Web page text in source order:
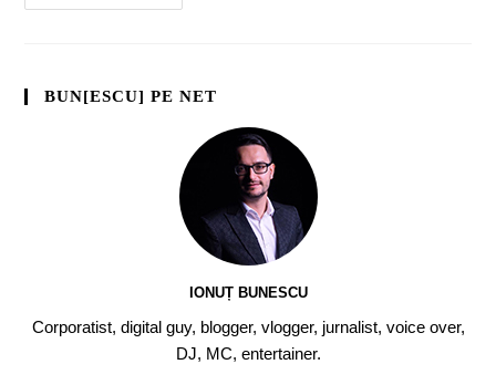
BUN[ESCU] PE NET
IONUȚ BUNESCU
Corporatist, digital guy, blogger, vlogger, jurnalist, voice over,
DJ, MC, entertainer.